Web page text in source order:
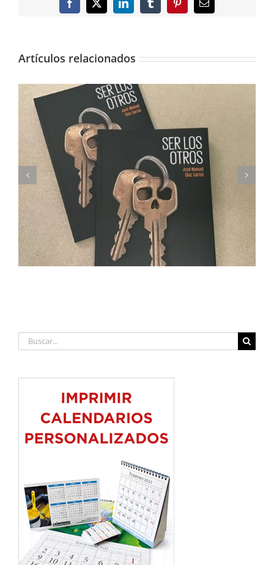
Facebook
X LinkedInTumblrPinterestCorreo
Artículos relacionados
Imprimimos Proscripti, la nueva novela de Ian S.
Martin
Buscar: